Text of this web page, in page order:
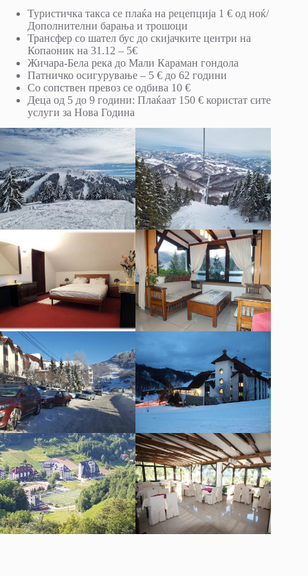
Туристичка такса се плаќа на рецепција 1 € од ноќ/
Дополнителни барања и трошоци
Трансфер со шател бус до скијачките центри на
Копаоник на 31.12 – 5€
Жичара-Бела река до Мали Караман гондола
Патничко осигурување – 5 € до 62 години
Со сопствен превоз се одбива 10 €
Деца од 5 до 9 години: Плаќаат 150 € користат сите
услуги за Нова Година